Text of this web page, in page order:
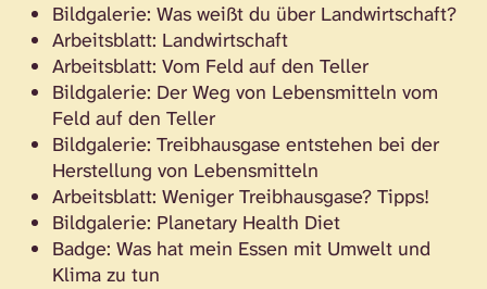
Bildgalerie: Was weißt du über Landwirtschaft?
Arbeitsblatt: Landwirtschaft
Arbeitsblatt: Vom Feld auf den Teller
Bildgalerie: Der Weg von Lebensmitteln vom
Feld auf den Teller
Bildgalerie: Treibhausgase entstehen bei der
Herstellung von Lebensmitteln
Arbeitsblatt: Weniger Treibhausgase? Tipps!
Bildgalerie: Planetary Health Diet
Badge: Was hat mein Essen mit Umwelt und
Klima zu tun